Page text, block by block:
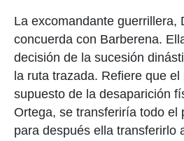
La excomandante guerrillera,
concuerda con Barberena.
decisión de la sucesión
la ruta trazada. Refiere que
supuesto de la desaparición
Ortega, se transferiría todo el
para después ella transferirlo